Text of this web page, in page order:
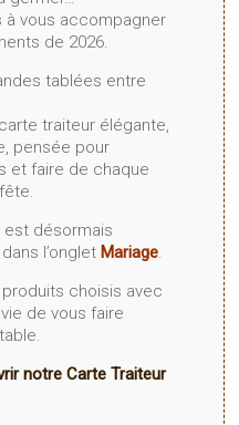
à vous accompagner
de 2026.
tablées entre
traiteur élégante,
pensée pour
et faire de chaque
est désormais
l’onglet Mariage.
choisis avec
de vous faire
notre Carte Traiteur